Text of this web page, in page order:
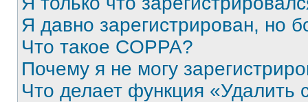
Я давно зарегистрирован, но
Что такое COPPA?
Почему я не могу
Что делает функция «Удалить